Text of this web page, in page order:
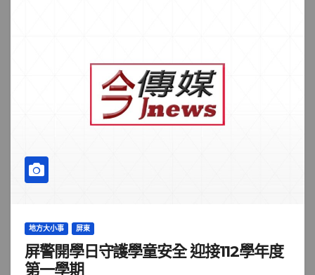
地方大小事 屏東
屏警開學日守護學童安全 迎接112學年度
第一學期